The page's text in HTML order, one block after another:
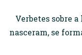
Verbetes sobre
nasceram, se